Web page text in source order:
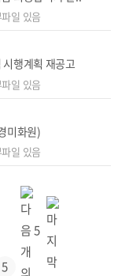
행계획 재공고
미화원)
5